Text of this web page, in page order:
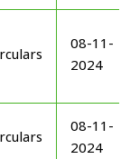
08-11-
2024
08-11-
2024